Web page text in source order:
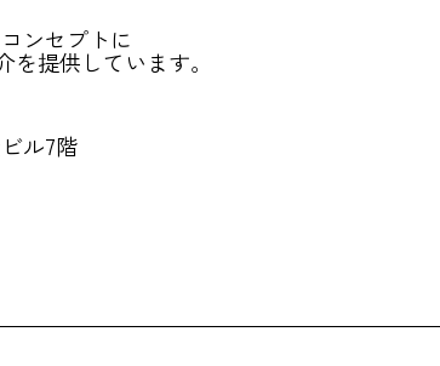
ンセプトに
提供しています。
ル7階